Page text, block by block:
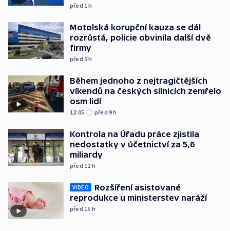
před 1h
Motolská korupční kauza se dál
rozrůstá, policie obvinila další dvě
firmy
před 5h
Během jednoho z nejtragičtějších
víkendů na českých silnicích zemřelo
osm lidí
12:05 před 9h
Kontrola na Úřadu práce zjistila
nedostatky v účetnictví za 5,6
miliardy
před 12 h
VIDEO
Rozšíření asistované
reprodukce u ministerstev naráží
před 15 h